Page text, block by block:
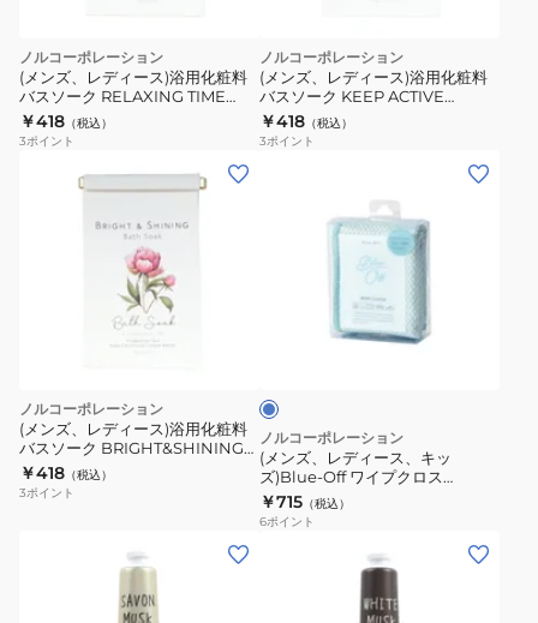
ノルコーポレーション
(メンズ、レディース)浴用化粧料
バスソーク RELAXING TIME
BSS0103
￥418 （税込）
3ポイント
ノルコーポレーション
(メンズ、レディース)浴用化粧料
バスソーク KEEP ACTIVE
BSS0104
￥418 （税込）
3ポイント
ノルコーポレーション
(メンズ、レディース)浴用化粧料
バスソーク BRIGHT&SHINING
BSS0106
￥418 （税込）
3ポイント
キ
ッ
ズ)Blue-
Off
ワ
ラ
イ
ル
ー ノルコーポレーション
(メンズ、レディース、キッ
ズ)Blue-Off ワイプクロス
BLU1201
￥715 （税込）
6ポイント